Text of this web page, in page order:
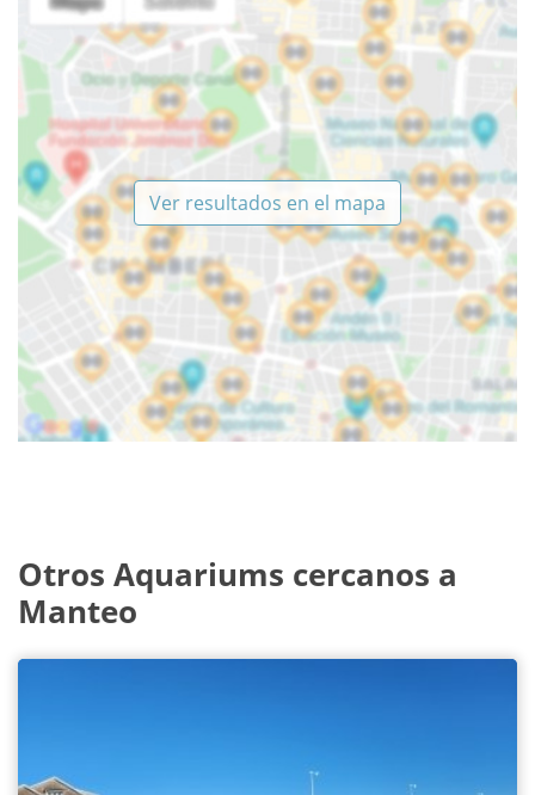
Ver resultados en el mapa
Otros Aquariums cercanos a
Manteo